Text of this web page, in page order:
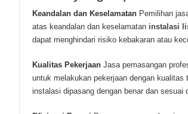
Keandalan dan KeselamatanPemilihan
atas keandalan dan keselamatan instalasi
dapat menghindari risiko kebakaran atau
Kualitas PekerjaanJasa pemasangan
untuk melakukan pekerjaan dengan
instalasi dipasang dengan benar dan sesuai